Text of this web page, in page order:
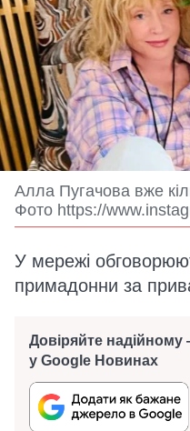
Алла Пугачова вже
Фото https://
У мережі
примадонни за
Довіряйте надійному
у Google Новинах